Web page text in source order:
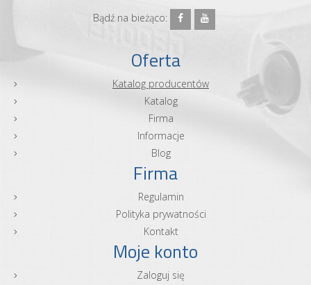
Bądź na bieżąco:
Oferta
Katalog producentów
Katalog
Firma
Informacje
Blog
Firma
Regulamin
Polityka prywatności
Kontakt
Moje konto
Zaloguj się